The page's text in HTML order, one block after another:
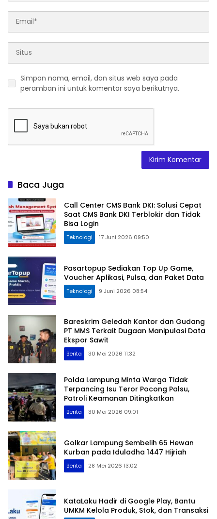
Simpan nama, email, dan situs web saya pada
peramban ini untuk komentar saya berikutnya.
Baca Juga
Call Center CMS Bank DKI: Solusi Cepat
Saat CMS Bank DKI Terblokir dan Tidak
Bisa Login
Teknologi 17 Juni 2026 09:50
Pasartopup Sediakan Top Up Game,
Voucher Aplikasi, Pulsa, dan Paket Data
Teknologi 9 Juni 2026 08:54
Bareskrim Geledah Kantor dan Gudang
PT MMS Terkait Dugaan Manipulasi Data
Ekspor Sawit
Berita 30 Mei 2026 11:32
Polda Lampung Minta Warga Tidak
Terpancing Isu Teror Pocong Palsu,
Patroli Keamanan Ditingkatkan
Berita 30 Mei 2026 09:01
Golkar Lampung Sembelih 65 Hewan
Kurban pada Iduladha 1447 Hijriah
Berita 28 Mei 2026 13:02
KataLaku Hadir di Google Play, Bantu
UMKM Kelola Produk, Stok, dan Transaksi